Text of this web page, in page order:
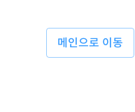
메인으로 이동